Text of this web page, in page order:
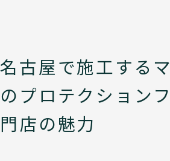
名古屋で施工する
のプロテクション
門店の魅力